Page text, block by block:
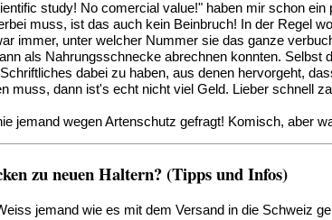
study! No comercial value!" haben mir schon ein
muss, ist das auch kein Beinbruch! In der Regel
immer, unter welcher Nummer sie das ganze
als Nahrungsschnecke abrechnen konnten. Selbst
dabei zu haben, aus denen hervorgeht,
muss, dann ist's echt nicht viel Geld. Lieber schnell
jemand wegen Artenschutz gefragt! Komisch, aber
zu neuen Haltern? (Tipps und Infos)
jemand wie es mit dem Versand in die Schweiz